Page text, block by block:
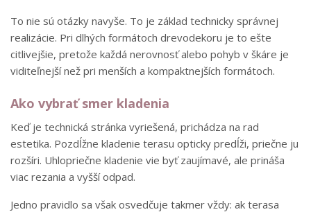
To nie sú otázky navyše. To je základ technicky správnej
realizácie. Pri dlhých formátoch drevodekoru je to ešte
citlivejšie, pretože každá nerovnosť alebo pohyb v škáre je
viditeľnejší než pri menších a kompaktnejších formátoch.
Ako vybrať smer kladenia
Keď je technická stránka vyriešená, prichádza na rad
estetika. Pozdĺžne kladenie terasu opticky predĺži, priečne ju
rozšíri. Uhlopriečne kladenie vie byť zaujímavé, ale prináša
viac rezania a vyšší odpad.
Jedno pravidlo sa však osvedčuje takmer vždy: ak terasa